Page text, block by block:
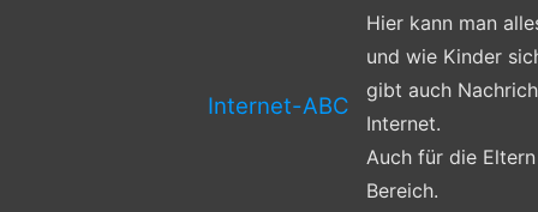
Internet-ABC
Hier kann man
und wie Kinder
gibt auch
Internet.
Auch für die
Bereich.